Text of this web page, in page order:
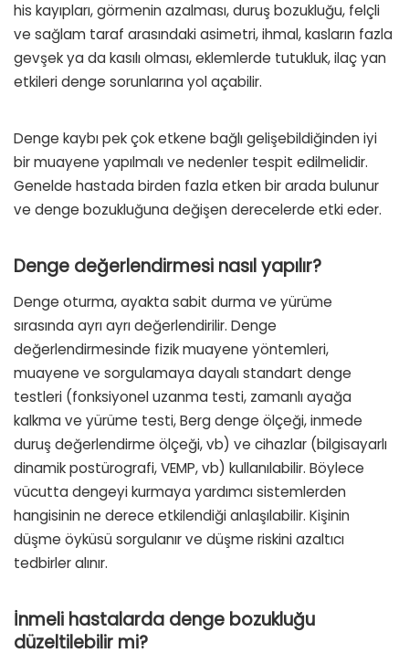
his kayıpları, görmenin azalması, duruş bozukluğu, felçli
ve sağlam taraf arasındaki asimetri, ihmal, kasların fazla
gevşek ya da kasılı olması, eklemlerde tutukluk, ilaç yan
etkileri denge sorunlarına yol açabilir.
Denge kaybı pek çok etkene bağlı gelişebildiğinden iyi
bir muayene yapılmalı ve nedenler tespit edilmelidir.
Genelde hastada birden fazla etken bir arada bulunur
ve denge bozukluğuna değişen derecelerde etki eder.
Denge değerlendirmesi nasıl yapılır?
Denge oturma, ayakta sabit durma ve yürüme
sırasında ayrı ayrı değerlendirilir. Denge
değerlendirmesinde fizik muayene yöntemleri,
muayene ve sorgulamaya dayalı standart denge
testleri (fonksiyonel uzanma testi, zamanlı ayağa
kalkma ve yürüme testi, Berg denge ölçeği, inmede
duruş değerlendirme ölçeği, vb) ve cihazlar (bilgisayarlı
dinamik postürografi, VEMP, vb) kullanılabilir. Böylece
vücutta dengeyi kurmaya yardımcı sistemlerden
hangisinin ne derece etkilendiği anlaşılabilir. Kişinin
düşme öyküsü sorgulanır ve düşme riskini azaltıcı
tedbirler alınır.
İnmeli hastalarda denge bozukluğu
düzeltilebilir mi?